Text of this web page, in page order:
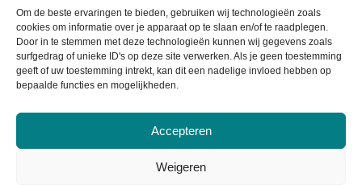
Om de beste ervaringen te bieden, gebruiken wij technologieën zoals
cookies om informatie over je apparaat op te slaan en/of te raadplegen.
Door in te stemmen met deze technologieën kunnen wij gegevens zoals
surfgedrag of unieke ID's op deze site verwerken. Als je geen toestemming
geeft of uw toestemming intrekt, kan dit een nadelige invloed hebben op
bepaalde functies en mogelijkheden.
Accepteren
Weigeren